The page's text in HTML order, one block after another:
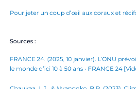
Pour jeter un coup d’œil aux coraux et
Sources :
FRANCE 24. (2025, 10 janvier). L’ONU
le monde d’ici 10 à 50 ans • FRANCE 24